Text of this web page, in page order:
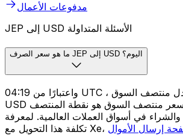
مدفوعات الأعمال
JEP إلى USD الأسئلة المتداولة
ما هو سعر الصرف JEP إلى USD اليوم؟
واعتبارًا من 04:19 UTC ، فإن معدل منتصف السوق JEP إلى
USD هو £1 = $1.3484. سعر منتصف السوق هو نقطة المنتصف
والشراء في أسواق العملات العالمية. لمعرفة
إرسال الأموال